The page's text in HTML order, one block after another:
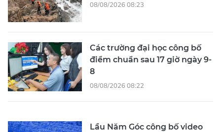
08/08/2026 08:23
Các trường đại học công bố
điểm chuẩn sau 17 giờ ngày 9-
8
08/08/2026 08:22
Lầu Năm Góc công bố video